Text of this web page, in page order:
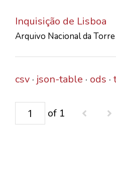
Inquisição de Lisboa
Arquivo Nacional da
csv json-table ods
of 1